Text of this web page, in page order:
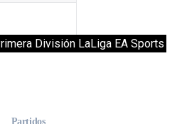
División LaLiga EA Sports